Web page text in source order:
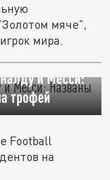
мяче",
мира.
и Месси:
трофей
Football
на